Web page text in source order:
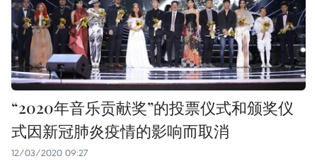
“2020年音乐贡献奖”的投票仪式和颁奖仪
式因新冠肺炎疫情的影响而取消
12/03/2020 09:27